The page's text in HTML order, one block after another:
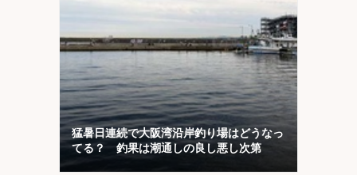
猛暑日連続で大阪湾沿岸釣り場はどうなっ
てる？ 釣果は潮通しの良し悪し次第